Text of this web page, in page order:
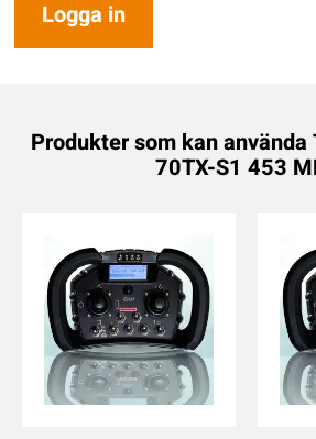
Logga in
Produkter som kan använda
70TX-S1 453